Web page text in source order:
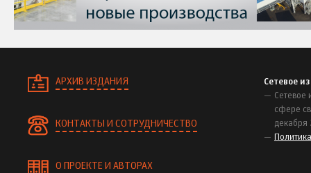
АРХИВ ИЗДАНИЯ
КОНТАКТЫ И СОТРУДНИЧЕСТВО
О ПРОЕКТЕ И АВТОРАХ
Сетевое
Сетевое
сфере
декабря